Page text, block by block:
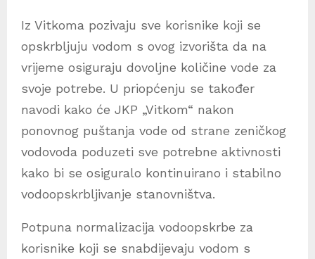
Iz Vitkoma pozivaju sve korisnike koji se
opskrbljuju vodom s ovog izvorišta da na
vrijeme osiguraju dovoljne količine vode za
svoje potrebe. U priopćenju se također
navodi kako će JKP „Vitkom“ nakon
ponovnog puštanja vode od strane zeničkog
vodovoda poduzeti sve potrebne aktivnosti
kako bi se osiguralo kontinuirano i stabilno
vodoopskrbljivanje stanovništva.
Potpuna normalizacija vodoopskrbe za
korisnike koji se snabdijevaju vodom s